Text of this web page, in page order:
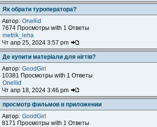
Як обрати туроператора?
Автор: Onellid
7674 Просмотры with 1 Ответы
metrik_leha
Чт апр 25, 2024 3:57 pm
Де купити матеріали для нігтів?
Автор: GoodGirl
10381 Просмотры with 1 Ответы
Onellid
Чт апр 18, 2024 3:46 pm
просмотр фильмов в приложении
Автор: GoodGirl
8171 Просмотры with 1 Ответы